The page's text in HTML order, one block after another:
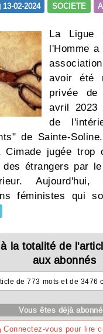
Divers
13-02-2024 SOCIETE
La Ligue
l'Homme
avoir été
privée de
avril 2023
de
de Sainte-
jugée trop
des étrangers par
féministes qui
la totalité de
aux abonnés
de 773 mots et de 3476
Vous êtes déjà
Connectez-vous pour lire